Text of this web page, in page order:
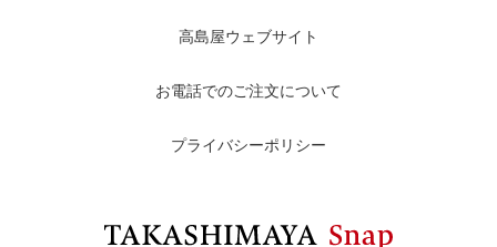
高島屋ウェブサイト
お電話でのご注文について
プライバシーポリシー